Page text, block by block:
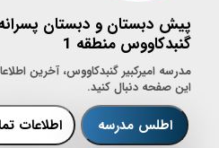
پیش دبستان و دبستان پسرانه
گنبدکاووس منطقه 1
مدرسه امیرکبیر گنبدکاووس، آخرین
این صفحه دنبال کنید.
اطلس مدرسه اطلاعات